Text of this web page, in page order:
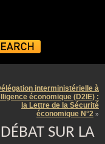
interministérielle à
économique (D2IE) :
la Lettre de la Sécurité
économique N°2 »
SUR LA